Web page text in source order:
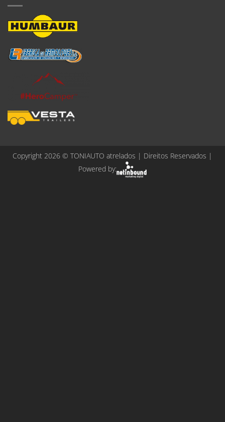
Copyright 2026 © TONIAUTO atrelados | Direitos Reservados |
Powered by: